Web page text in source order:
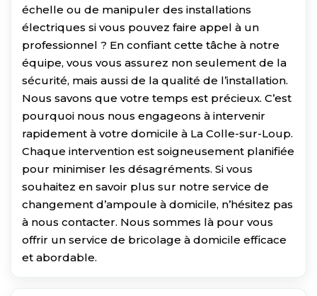
échelle ou de manipuler des installations
électriques si vous pouvez faire appel à un
professionnel ? En confiant cette tâche à notre
équipe, vous vous assurez non seulement de la
sécurité, mais aussi de la qualité de l’installation.
Nous savons que votre temps est précieux. C’est
pourquoi nous nous engageons à intervenir
rapidement à votre domicile à La Colle-sur-Loup.
Chaque intervention est soigneusement planifiée
pour minimiser les désagréments. Si vous
souhaitez en savoir plus sur notre service de
changement d’ampoule à domicile, n’hésitez pas
à nous contacter. Nous sommes là pour vous
offrir un service de bricolage à domicile efficace
et abordable.